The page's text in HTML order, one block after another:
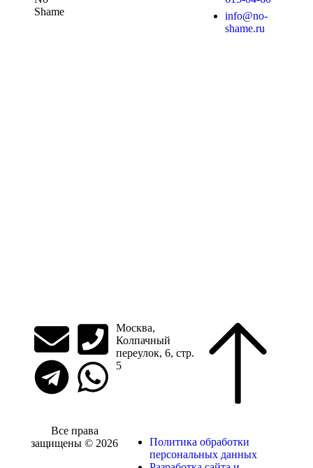
info@no-
shame.ru
Москва,
Колпачный
переулок, 6, стр.
5
Все права
защищены © 2026
Политика обработки
персональных данных